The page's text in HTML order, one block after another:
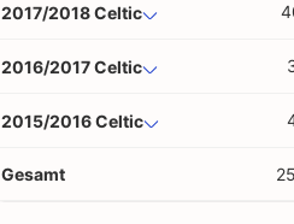
2017/2018 Celtic
2016/2017 Celtic
2015/2016 Celtic
Gesamt